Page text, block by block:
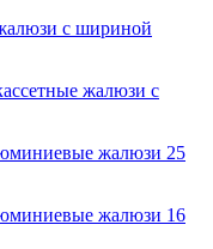
с шириной
жалюзи с
жалюзи 25
жалюзи 16